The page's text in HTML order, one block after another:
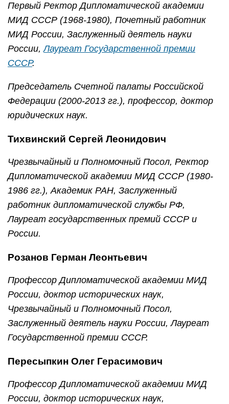
Первый Ректор Дипломатической академии
МИД СССР (1968-1980), Почетный работник
МИД России, Заслуженный деятель науки
России,Лауреат Государственной премии
СССР.
Председатель Счетной палаты Российской
Федерации (2000-2013 гг.), профессор, доктор
юридических наук.
Тихвинский Сергей Леонидович
Чрезвычайный и Полномочный Посол, Ректор
Дипломатической академии МИД СССР (1980-
1986 гг.), Академик РАН, Заслуженный
работник дипломатической службы РФ,
Лауреат государственных премий СССР и
России.
Розанов Герман Леонтьевич
Профессор Дипломатической академии МИД
России, доктор исторических наук,
Чрезвычайный и Полномочный Посол,
Заслуженный деятель науки России, Лауреат
Государственной премии СССР.
Пересыпкин Олег Герасимович
Профессор Дипломатической академии МИД
России, доктор исторических наук,